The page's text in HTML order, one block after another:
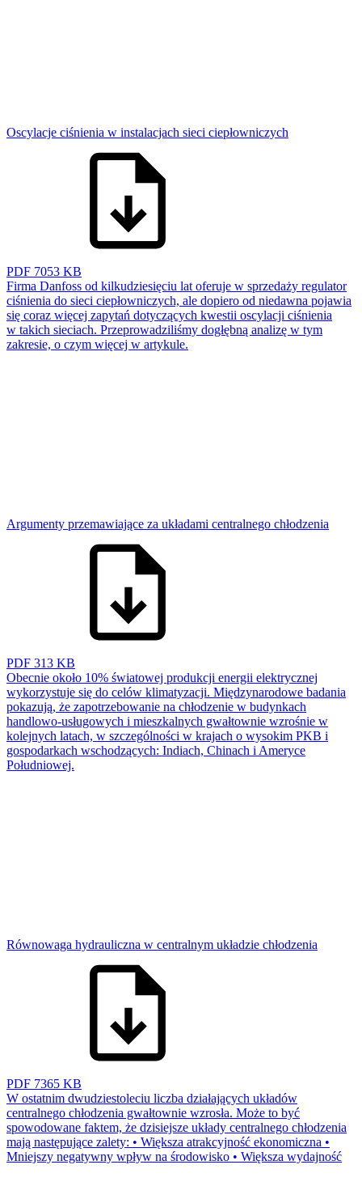
Oscylacje ciśnienia w instalacjach sieci ciepłowniczych
PDF 7053 KB
Firma Danfoss od kilkudziesięciu lat oferuje w sprzedaży regulator
ciśnienia do sieci ciepłowniczych, ale dopiero od niedawna pojawia
się coraz więcej zapytań dotyczących kwestii oscylacji ciśnienia
w takich sieciach. Przeprowadziliśmy dogłębną analizę w tym
zakresie, o czym więcej w artykule.
Argumenty przemawiające za układami centralnego chłodzenia
PDF 313 KB
Obecnie około 10% światowej produkcji energii elektrycznej
wykorzystuje się do celów klimatyzacji. Międzynarodowe badania
pokazują, że zapotrzebowanie na chłodzenie w budynkach
handlowo-usługowych i mieszkalnych gwałtownie wzrośnie w
kolejnych latach, w szczególności w krajach o wysokim PKB i
gospodarkach wschodzących: Indiach, Chinach i Ameryce
Południowej.
Równowaga hydrauliczna w centralnym układzie chłodzenia
PDF 7365 KB
W ostatnim dwudziestoleciu liczba działających układów
centralnego chłodzenia gwałtownie wzrosła. Może to być
spowodowane faktem, że dzisiejsze układy centralnego chłodzenia
mają następujące zalety: • Większa atrakcyjność ekonomiczna •
Mniejszy negatywny wpływ na środowisko • Większa wydajność